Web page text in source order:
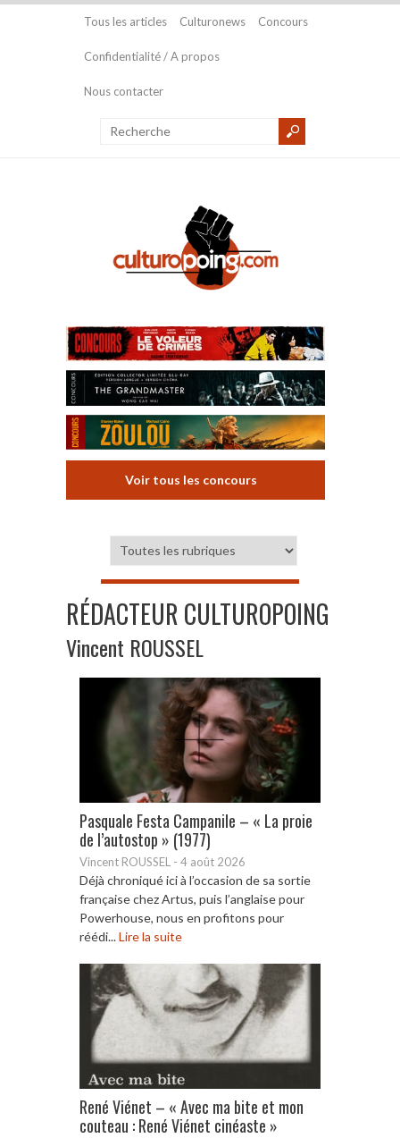
Tous les articles Culturonews Concours
Confidentialité / A propos
Nous contacter
Voir tous les concours
RÉDACTEUR CULTUROPOING
Vincent ROUSSEL
Pasquale Festa Campanile – « La proie
de l’autostop » (1977)
Vincent ROUSSEL - 4 août 2026
Déjà chroniqué ici à l’occasion de sa sortie
française chez Artus, puis l’anglaise pour
Powerhouse, nous en profitons pour
réédi...Lire la suite
René Viénet – « Avec ma bite et mon
couteau : René Viénet cinéaste »